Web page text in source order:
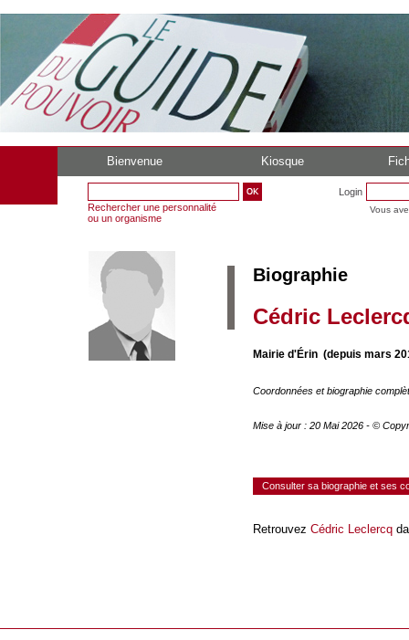
Bienvenue Kiosque
Rechercher une personnalité
ou un organisme
Login
Vous
Biographie
Cédric
Mairie d'Érin (depuis mars
Coordonnées et biographie
Mise à jour : 20 Mai 2026 - ©
Consulter sa biographie et ses
Retrouvez Cédric Leclercq